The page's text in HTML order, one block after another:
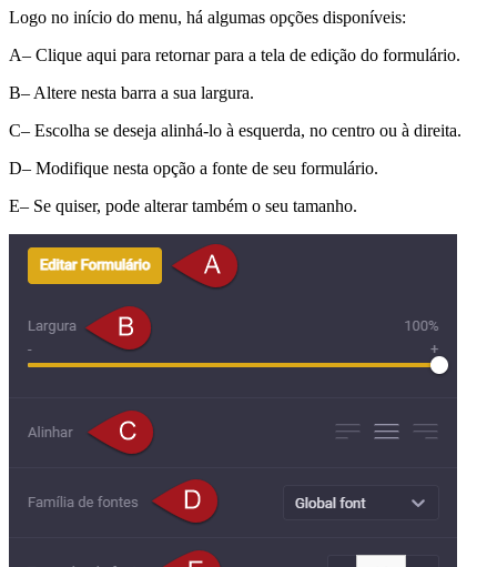
Logo no início do menu, há algumas opções disponíveis:
A– Clique aqui para retornar para a tela de edição do formulário.
B– Altere nesta barra a sua largura.
C– Escolha se deseja alinhá-lo à esquerda, no centro ou à direita.
D– Modifique nesta opção a fonte de seu formulário.
E– Se quiser, pode alterar também o seu tamanho.